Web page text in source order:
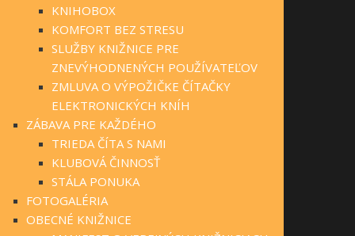
KNIHOBOX
KOMFORT BEZ STRESU
SLUŽBY KNIŽNICE PRE
ZNEVÝHODNENÝCH POUŽÍVATEĽOV
ZMLUVA O VÝPOŽIČKE ČÍTAČKY
ELEKTRONICKÝCH KNÍH
ZÁBAVA PRE KAŽDÉHO
TRIEDA ČÍTA S NAMI
KLUBOVÁ ČINNOSŤ
STÁLA PONUKA
FOTOGALÉRIA
OBECNÉ KNIŽNICE